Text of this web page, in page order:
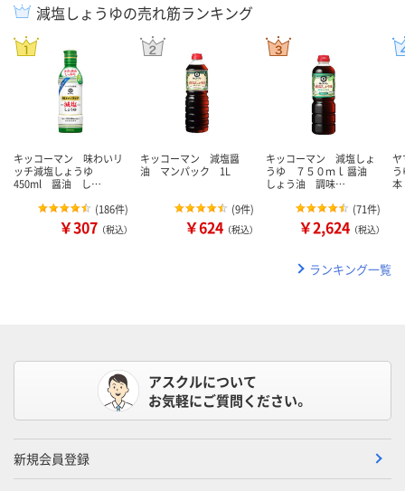
減塩しょうゆの売れ筋ランキング
キッコーマン 味わいリ
ッチ減塩しょうゆ
450ml 醤油 し…
(186件)
￥307 （税込）
キッコーマン 減塩醤
油 マンパック 1L
(9件)
￥624 （税込）
キッコーマン 減塩しょ
うゆ ７５０ｍｌ 醤油
しょう油 調味…
(71件)
￥2,624 （税込）
ヤ
本
ランキング一覧
アスクルについて
お気軽にご質問ください。
新規会員登録